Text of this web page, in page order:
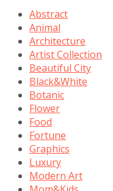
Abstract
Animal
Architecture
Artist Collection
Beautiful City
Black&White
Botanic
Flower
Food
Fortune
Graphics
Luxury
Modern Art